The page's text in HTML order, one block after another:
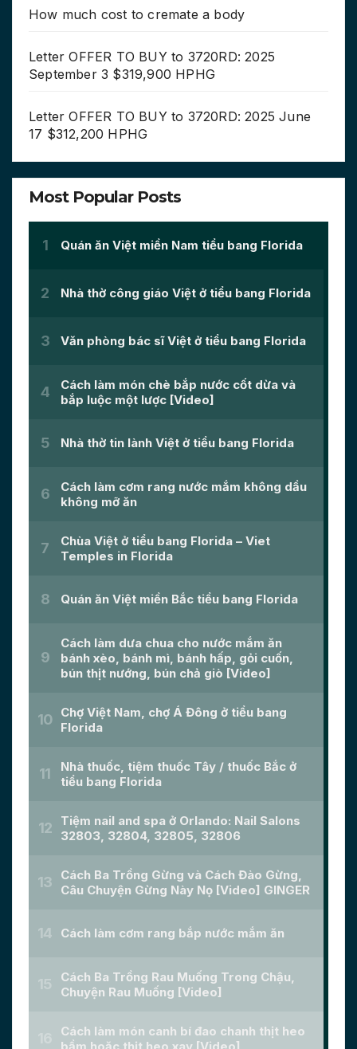
How much cost to cremate a body
Letter OFFER TO BUY to 3720RD: 2025
September 3 $319,900 HPHG
Letter OFFER TO BUY to 3720RD: 2025 June
17 $312,200 HPHG
Most Popular Posts